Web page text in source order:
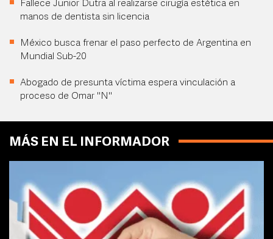
Fallece Junior Dutra al realizarse cirugía estética en
manos de dentista sin licencia
México busca frenar el paso perfecto de Argentina en
Mundial Sub-20
Abogado de presunta víctima espera vinculación a
proceso de Omar "N"
MÁS EN EL INFORMADOR